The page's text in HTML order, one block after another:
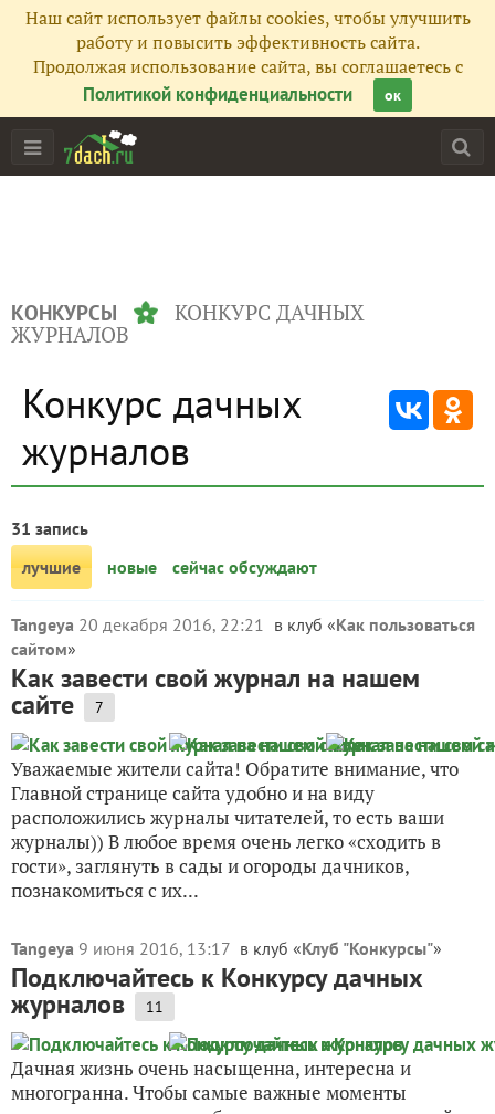
Наш сайт использует файлы cookies, чтобы улучшить
работу и повысить эффективность сайта.
Продолжая использование сайта, вы соглашаетесь с
Политикой конфиденциальности
ок
КОНКУРСЫ
КОНКУРС ДАЧНЫХ
ЖУРНАЛОВ
Конкурс дачных
журналов
31 запись
лучшие
новые сейчас обсуждают
Tangeya 20 декабря 2016, 22:21 в клуб «Как пользоваться
сайтом»
Как завести свой журнал на нашем
сайте 7
Уважаемые жители сайта! Обратите внимание, что
Главной странице сайта удобно и на виду
расположились журналы читателей, то есть ваши
журналы)) В любое время очень легко «сходить в
гости», заглянуть в сады и огороды дачников,
познакомиться с их...
Tangeya 9 июня 2016, 13:17 в клуб «Клуб "Конкурсы"»
Подключайтесь к Конкурсу дачных
журналов 11
Дачная жизнь очень насыщенна, интересна и
многогранна. Чтобы самые важные моменты